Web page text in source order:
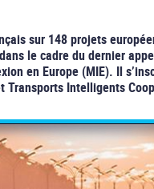
sur 148 projets
le cadre du dernier
en Europe (MIE). Il
Transports Intelligents